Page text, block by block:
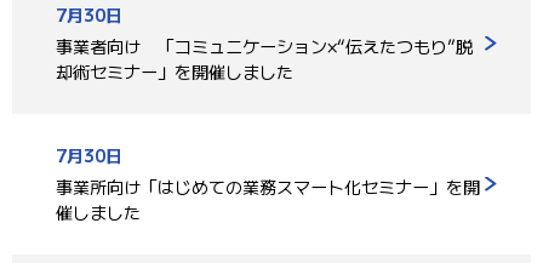
7月30日
事業者向け 「コミュニケーション×“伝えたつもり”脱
却術セミナー」を開催しました
7月30日
事業所向け「はじめての業務スマート化セミナー」を開
催しました